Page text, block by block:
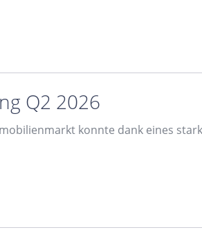
Q2 2026
konnte dank eines